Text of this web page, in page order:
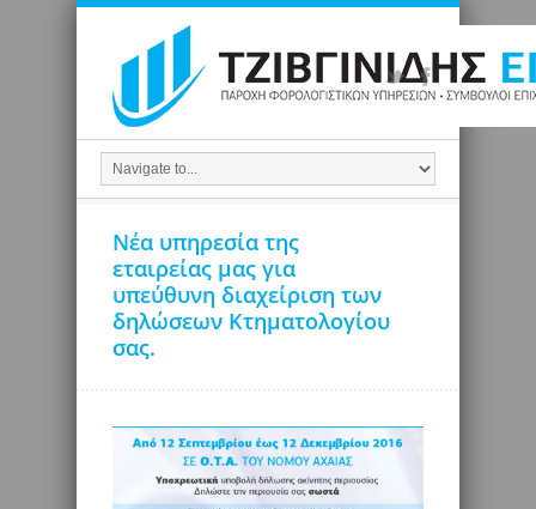
Νέα υπηρεσία της
εταιρείας μας για
υπεύθυνη διαχείριση των
δηλώσεων Κτηματολογίου
σας.